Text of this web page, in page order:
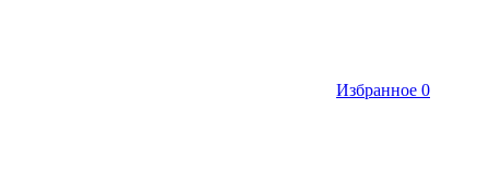
Избранное 0